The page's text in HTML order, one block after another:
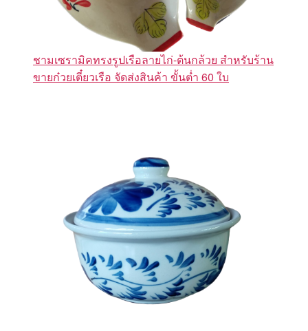
ชามเซรามิคทรงรูปเรือลายไก่-ต้นกล้วย สำหรับร้าน
ขายก๋วยเตี๋ยวเรือ จัดส่งสินค้า ขั้นต่ำ 60 ใบ